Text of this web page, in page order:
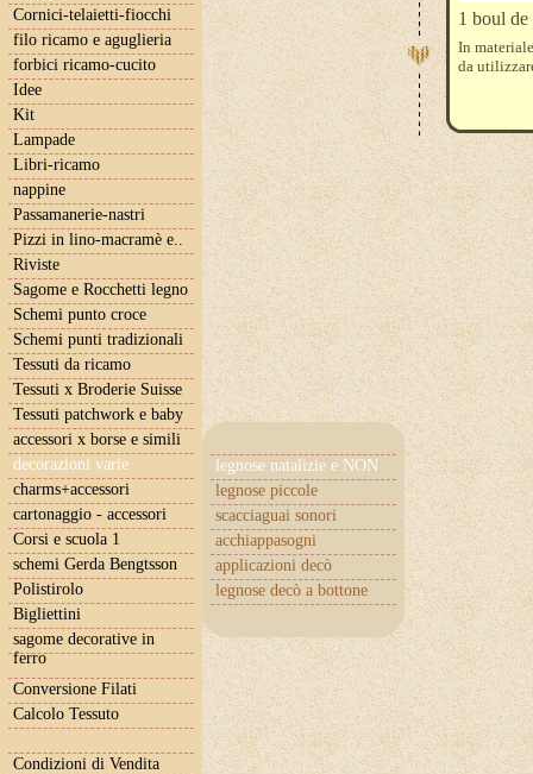
Cornici-telaietti-fiocchi
filo ricamo e aguglieria
forbici ricamo-cucito
Idee
Kit
Lampade
Libri-ricamo
nappine
Passamanerie-nastri
Pizzi in lino-macramè e..
Riviste
Sagome e Rocchetti legno
Schemi punto croce
Schemi punti tradizionali
Tessuti da ricamo
Tessuti x Broderie Suisse
Tessuti patchwork e baby
accessori x borse e simili
decorazioni varie
legnose natalizie e NON
legnose piccole
scacciaguai sonori
acchiappasogni
applicazioni decò
legnose decò a bottone
charms+accessori
cartonaggio - accessori
Corsi e scuola 1
schemi Gerda Bengtsson
Polistirolo
Bigliettini
sagome decorative in
ferro
Conversione Filati
Calcolo Tessuto
Condizioni di Vendita
1 boul de
In
da